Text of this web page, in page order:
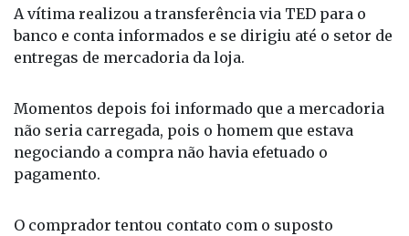
A vítima realizou a transferência via TED para o
banco e conta informados e se dirigiu até o setor de
entregas de mercadoria da loja.
Momentos depois foi informado que a mercadoria
não seria carregada, pois o homem que estava
negociando a compra não havia efetuado o
pagamento.
O comprador tentou contato com o suposto